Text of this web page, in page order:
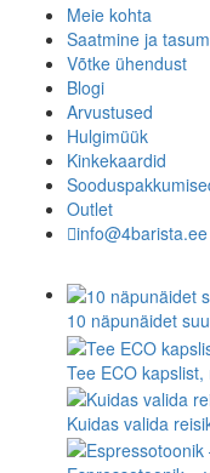
Meie kohta
Saatmine ja
Võtke ühendust
Blogi
Arvustused
Hulgimüük
Kinkekaardid
Outlet
info@4barista.ee
10 näpunäidet
Tee ECO kapslist,
Kuidas valida